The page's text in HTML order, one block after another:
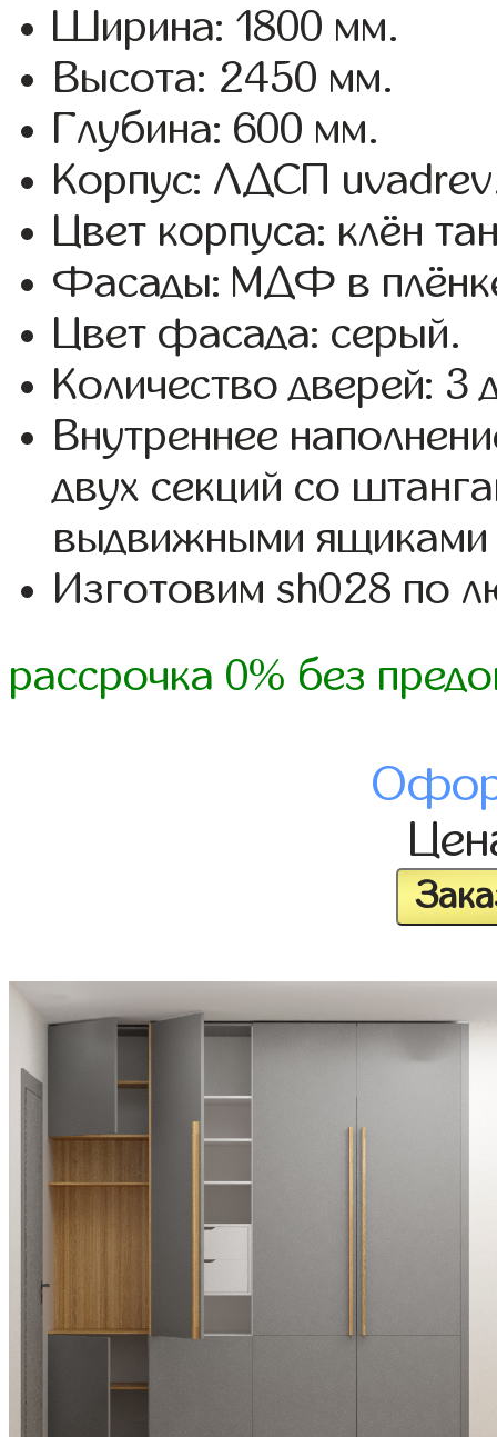
Ширина: 1800 мм.
Высота: 2450 мм.
Глубина: 600 мм.
Корпус: ЛДСП
Цвет корпуса: клён
Фасады: МДФ в
Цвет фасада: серый.
Количество дверей: 3
Внутреннее
двух секций со
выдвижными ящиками
Изготовим sh028 по
рассрочка 0% без